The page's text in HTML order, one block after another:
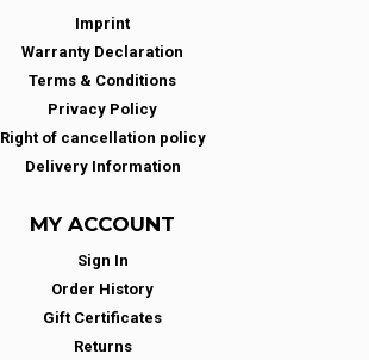
Imprint
Warranty Declaration
Terms & Conditions
Privacy Policy
Right of cancellation policy
Delivery Information
MY ACCOUNT
Sign In
Order History
Gift Certificates
Returns